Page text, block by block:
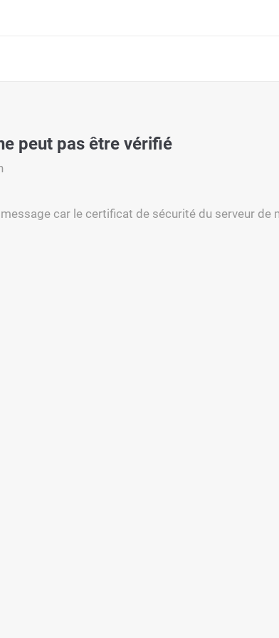
peut pas être vérifié
car le certificat de sécurité du serveur de